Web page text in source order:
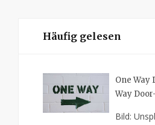
Häufig gelesen
One Way
Way
Bild: